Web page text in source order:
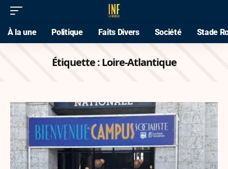
À la une Politique Faits Divers Société Stade
Étiquette :Loire-Atlantique